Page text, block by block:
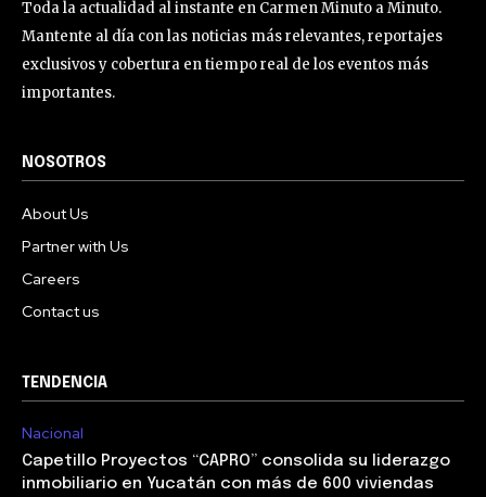
Toda la actualidad al instante en Carmen Minuto a Minuto.
Mantente al día con las noticias más relevantes, reportajes
exclusivos y cobertura en tiempo real de los eventos más
importantes.
NOSOTROS
About Us
Partner with Us
Careers
Contact us
TENDENCIA
Nacional
Capetillo Proyectos “CAPRO” consolida su liderazgo
inmobiliario en Yucatán con más de 600 viviendas